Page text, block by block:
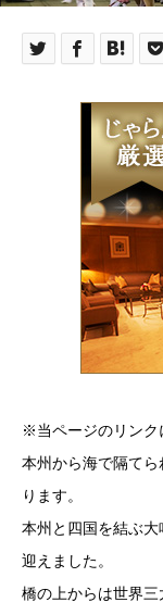
※当ページのリンク
本州から海で隔て
ります。
本州と四国を結ぶ
迎えました。
橋の上からは世界